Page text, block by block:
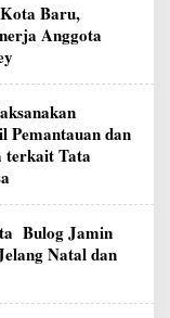
Baru,
Anggota
Pemantauan dan
terkait Tata
Bulog Jamin
Natal dan